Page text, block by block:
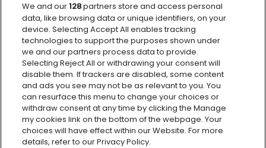
VÅRE SAMARBEIDSPARTNERE
We and our128partners store and access personal
data, like browsing data or unique identifiers, on your
device. Selecting Accept All enables tracking
technologies to support the purposes shown under
we and our partners process data to provide.
Selecting Reject All or withdrawing your consent will
disable them. If trackers are disabled, some content
and ads you see may not be as relevant to you. You
can resurface this menu to change your choices or
withdraw consent at any time by clicking the Manage
my cookies link on the bottom of the webpage. Your
choices will have effect within our Website. For more
details, refer to our Privacy Policy.